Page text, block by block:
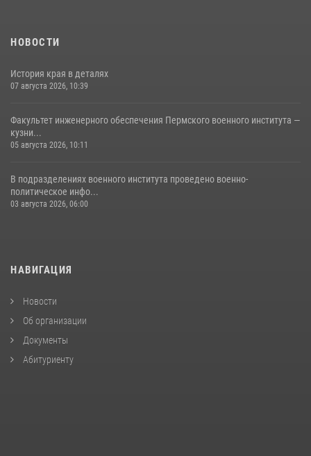
НОВОСТИ
История края в деталях
07 августа 2026, 10:39
Факультет инженерного обеспечения Пермского военного института —
кузни...
05 августа 2026, 10:11
В подразделениях военного института проведено военно-
политическое инфо...
03 августа 2026, 06:00
НАВИГАЦИЯ
Новости
Об организации
Документы
Абитуриенту